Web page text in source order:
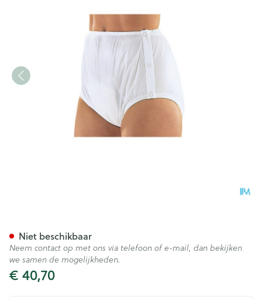
€ 40,70
Niet beschikbaar
Neem contact op met ons via telefoon of e-mail, dan bekijken
we samen de mogelijkheden.